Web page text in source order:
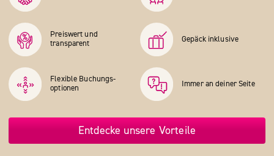
Preiswert und
transparent
Gepäck inklusive
Flexible Buchungs­
optionen
Immer an deiner Seite
Entdecke unsere Vorteile